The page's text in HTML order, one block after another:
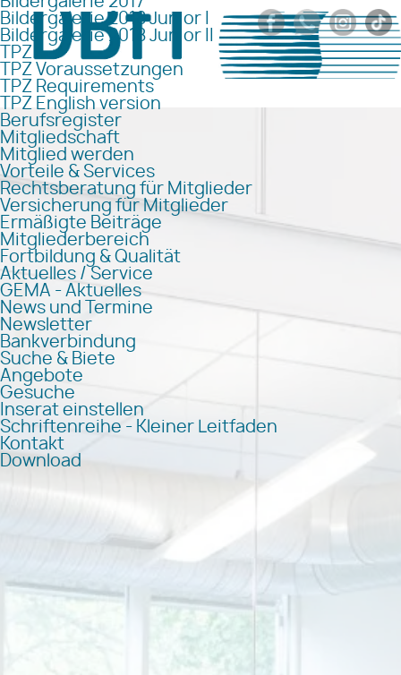
Bildergalerie 2018 Junior I
Bildergalerie 2018 Junior II
TPZ
TPZ Voraussetzungen
TPZ Requirements
TPZ English version
Berufsregister
Mitgliedschaft
Mitglied werden
Vorteile & Services
Rechtsberatung für Mitglieder
Versicherung für Mitglieder
Ermäßigte Beiträge
Mitgliederbereich
Fortbildung & Qualität
Aktuelles / Service
GEMA - Aktuelles
News und Termine
Newsletter
Bankverbindung
Suche & Biete
Angebote
Gesuche
Inserat einstellen
Schriftenreihe - Kleiner Leitfaden
Kontakt
Download